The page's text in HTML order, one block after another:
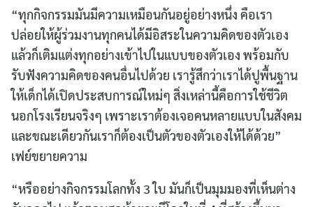
“ทุกกิจกรรมมันมีความเหมือนกันอยู่อย่างหนึ่ง คือเรา
ปล่อยให้ผู้ร่วมงานทุกคนได้มีอิสระในความคิดของตัวเอง
แล้วก็เติมแต่งทุกอย่างเข้าไปในแบบของตัวเอง พร้อมกับ
รับฟังความคิดของคนอื่นไปด้วย เรารู้สึกว่าเราได้ปูพื้นฐาน
ให้เด็กได้เปิดประสบการณ์ใหม่ๆ สิ่งเหล่านี้คือการใช้ชีวิต
นอกโรงเรียนจริงๆ เพราะเราต้องเจอคนหลายแบบในสังคม
และขณะเดียวกันเราก็ต้องเป็นตัวของตัวเองให้ได้ด้วย”
เฟย์ขยายความ
“หรืออย่างกิจกรรมโลกทั้ง 3 ใบ มันก็เป็นมุมมองที่เห็นต่าง